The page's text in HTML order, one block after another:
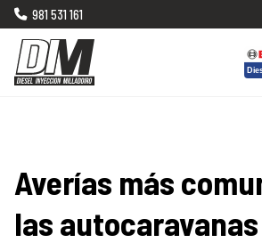
981 531 161
Averías más
las autocaravanas